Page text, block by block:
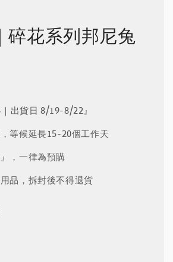
碎花系列邦尼兔
出貨日 8/19-8/22』
等候延長15-20個工作天
，一律為預購
品，拆封後不得退貨